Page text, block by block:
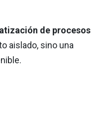
de procesos
aislado, sino una